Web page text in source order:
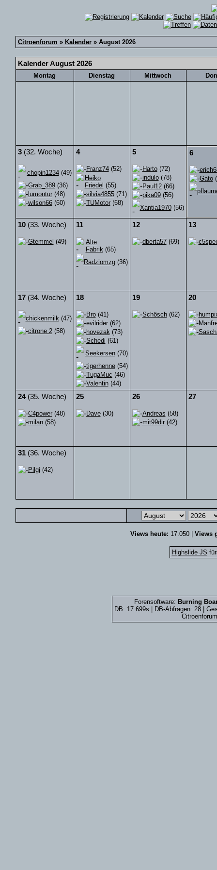
Citroenforum » Kalender» August 2026
Kalender August 2026
Montag Dienstag Mittwoch
3(32. Woche)
chopin1234(49)
Grab_389(36)
lumontur(48)
wilson66(60)
4
Franz74(52)
Heiko
Friedel (55)
silvia4855(71)
TUMotor(68)
5
Harto(72)
indulo(78)
Paul12(66)
pika09(56)
Xantia1970(56)
6
Gato
10(33. Woche)
Gtemmel (49)
11
Alte
Fabrik(65)
Radziomzg(36)
12
dberta57(69)
13
17(34. Woche)
chickenmilk(47)
citrone 2(58)
18
Bro(41)
evilrider(62)
hovezak(73)
Schedi (61)
Seekersen(70)
tigerhenne(54)
TugaMuc (46)
Valentin(44)
19
Schösch(62)
20
24(35. Woche)
C4power(48)
milan(58)
25
Dave(30)
26
Andreas (58)
mit99dir(42)
27
31(36. Woche)
Pilgi (42)
Views heute: 17.050 | Views
Highslide JS
Forensoftware: Burning
DB: 17.699s | DB-Abfragen: 28 |